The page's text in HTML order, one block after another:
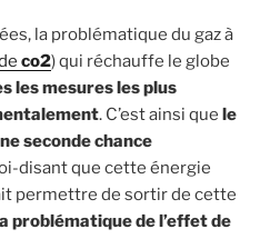
la problématique du gaz à
co2) qui réchauffe le globe
les mesures les plus
. C’est ainsi que le
seconde chance
disant que cette énergie
permettre de sortir de cette
problématique de l’effet de